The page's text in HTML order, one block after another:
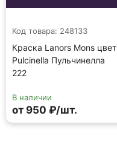
Код товара: 248133
Краска Lanors Mons цвет
Pulcinella Пульчинелла
222
В наличии
от 950 ₽/шт.